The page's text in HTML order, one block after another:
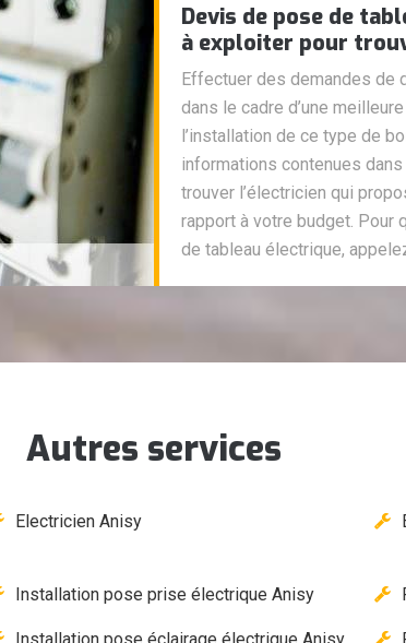
Devis de pose de
à exploiter pour
Effectuer des demandes de
dans le cadre d’une
l’installation de ce type de
informations contenues
trouver l’électricien qui
rapport à votre budget. Pour
de tableau électrique,
Autres services
Electricien Anisy
Installation pose prise électrique Anisy
Installation pose éclairage électrique Anisy